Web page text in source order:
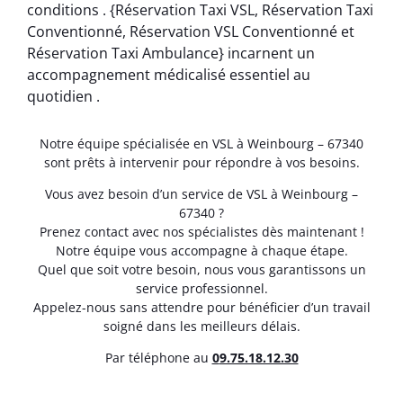
conditions . {Réservation Taxi VSL, Réservation Taxi
Conventionné, Réservation VSL Conventionné et
Réservation Taxi Ambulance} incarnent un
accompagnement médicalisé essentiel au
quotidien .
Notre équipe spécialisée en VSL à Weinbourg – 67340
sont prêts à intervenir pour répondre à vos besoins.
Vous avez besoin d’un service de VSL à Weinbourg –
67340 ?
Prenez contact avec nos spécialistes dès maintenant !
Notre équipe vous accompagne à chaque étape.
Quel que soit votre besoin, nous vous garantissons un
service professionnel.
Appelez-nous sans attendre pour bénéficier d’un travail
soigné dans les meilleurs délais.
Par téléphone au 09.75.18.12.30